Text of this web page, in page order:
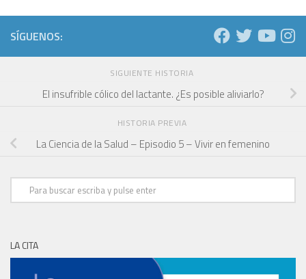
SÍGUENOS:
SIGUIENTE HISTORIA
El insufrible cólico del lactante. ¿Es posible aliviarlo?
HISTORIA PREVIA
La Ciencia de la Salud – Episodio 5 – Vivir en femenino
LA CITA